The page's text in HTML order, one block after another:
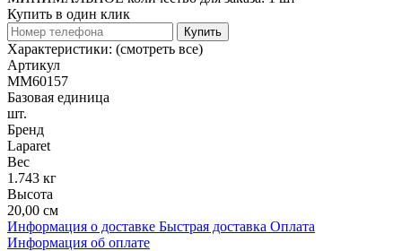
Купить в один клик
Купить
Характеристики: (смотреть все)
Артикул
MM60157
Базовая единица
шт.
Бренд
Laparet
Вес
1.743 кг
Высота
20,00 см
Информация о доставке Быстрая доставка Оплата
Информация об оплате